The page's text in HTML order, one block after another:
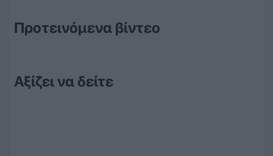
Προτεινόμενα βίντεο
Αξίζει να δείτε